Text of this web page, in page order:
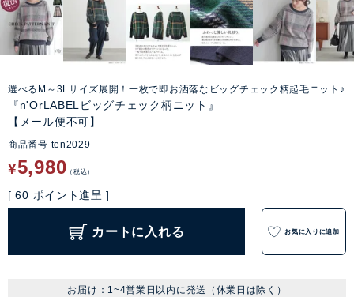
選べるM～3Lサイズ展開！一枚で即お洒落なビッグチェック柄起毛ニット♪
『n'OrLABELビッグチェック柄ニット』
【メール便不可】
商品番号 ten2029
¥5,980 税込
[ 60 ポイント進呈 ]
カートに入れる お気に入りに追加
お届け：1~4営業日以内に発送（休業日は除く）